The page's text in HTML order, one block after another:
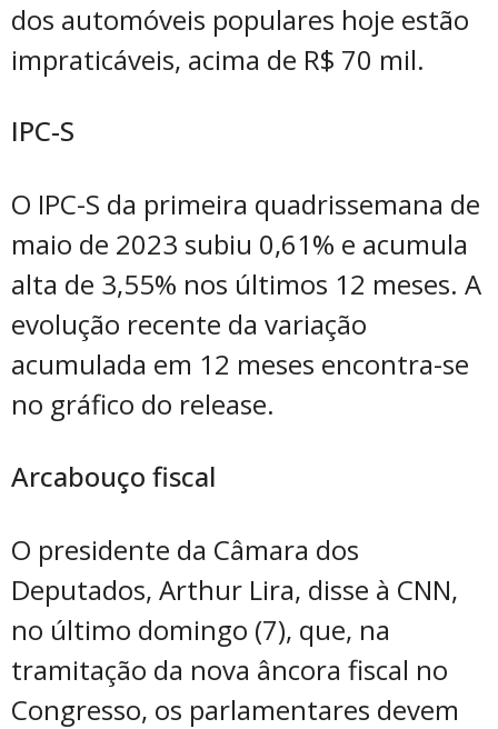
dos automóveis populares hoje estão
impraticáveis, acima de R$ 70 mil.
IPC-S
O IPC-S da primeira quadrissemana de
maio de 2023 subiu 0,61% e acumula
alta de 3,55% nos últimos 12 meses. A
evolução recente da variação
acumulada em 12 meses encontra-se
no gráfico do release.
Arcabouço fiscal
O presidente da Câmara dos
Deputados, Arthur Lira, disse à CNN,
no último domingo (7), que, na
tramitação da nova âncora fiscal no
Congresso, os parlamentares devem